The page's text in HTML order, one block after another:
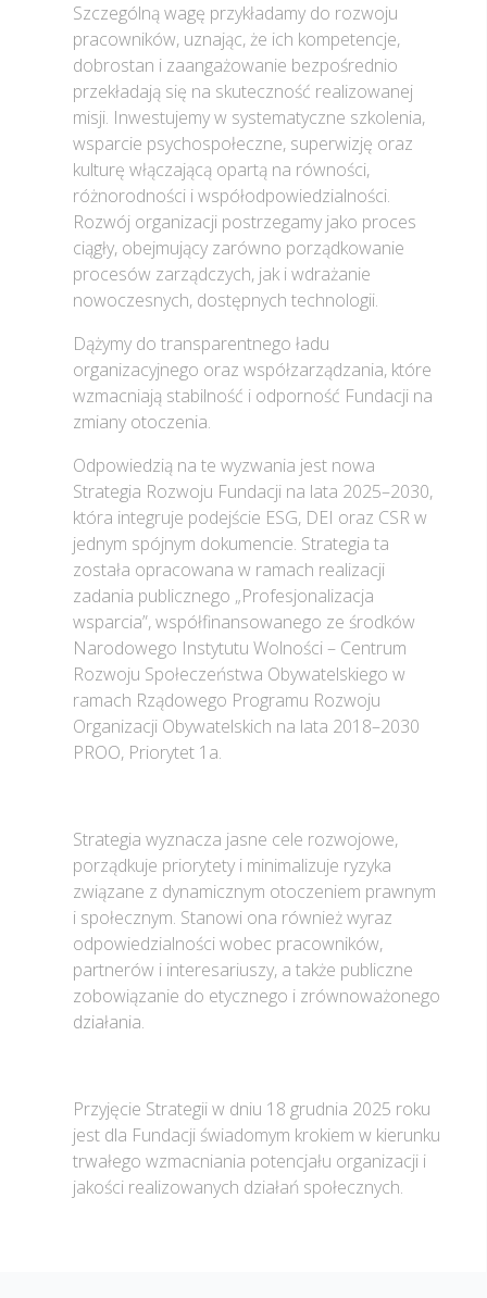
Szczególną wagę przykładamy do rozwoju
pracowników, uznając, że ich kompetencje,
dobrostan i zaangażowanie bezpośrednio
przekładają się na skuteczność realizowanej
misji. Inwestujemy w systematyczne szkolenia,
wsparcie psychospołeczne, superwizję oraz
kulturę włączającą opartą na równości,
różnorodności i współodpowiedzialności.
Rozwój organizacji postrzegamy jako proces
ciągły, obejmujący zarówno porządkowanie
procesów zarządczych, jak i wdrażanie
nowoczesnych, dostępnych technologii.
Dążymy do transparentnego ładu
organizacyjnego oraz współzarządzania, które
wzmacniają stabilność i odporność Fundacji na
zmiany otoczenia.
Odpowiedzią na te wyzwania jest nowa
Strategia Rozwoju Fundacji na lata 2025–2030,
która integruje podejście ESG, DEI oraz CSR w
jednym spójnym dokumencie. Strategia ta
została opracowana w ramach realizacji
zadania publicznego „Profesjonalizacja
wsparcia”, współfinansowanego ze środków
Narodowego Instytutu Wolności – Centrum
Rozwoju Społeczeństwa Obywatelskiego w
ramach Rządowego Programu Rozwoju
Organizacji Obywatelskich na lata 2018–2030
PROO, Priorytet 1a.
Strategia wyznacza jasne cele rozwojowe,
porządkuje priorytety i minimalizuje ryzyka
związane z dynamicznym otoczeniem prawnym
i społecznym. Stanowi ona również wyraz
odpowiedzialności wobec pracowników,
partnerów i interesariuszy, a także publiczne
zobowiązanie do etycznego i zrównoważonego
działania.
Przyjęcie Strategii w dniu 18 grudnia 2025 roku
jest dla Fundacji świadomym krokiem w kierunku
trwałego wzmacniania potencjału organizacji i
jakości realizowanych działań społecznych.